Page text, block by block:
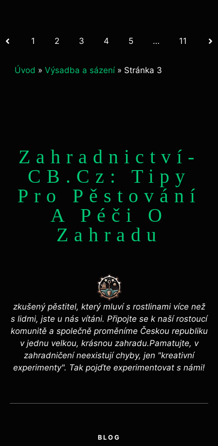
1 2 3 4 5 … 11
Úvod » Výsadba a sázení» Stránka 3
Zahradnictví-
CB.cz: Tipy
Pro Pěstování
A Péči O
Zahradu
zkušený pěstitel, který mluví s rostlinami více než
s lidmi, jste u nás vítáni. Připojte se k naší rostoucí
komunitě a společně proměníme Českou republiku
v jednu velkou, krásnou zahradu.Pamatujte, v
zahradničení neexistují chyby, jen "kreativní
experimenty". Tak pojďte experimentovat s námi!
BLOG